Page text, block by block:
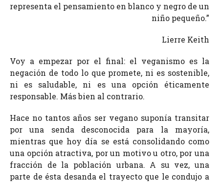
representa el pensamiento en blanco y negro de un
niño pequeño.”
Lierre Keith
Voy a empezar por el final: el veganismo es la
negación de todo lo que promete, ni es sostenible,
ni es saludable, ni es una opción éticamente
responsable. Más bien al contrario.
Hace no tantos años ser vegano suponía transitar
por una senda desconocida para la mayoría,
mientras que hoy día se está consolidando como
una opción atractiva, por un motivo u otro, por una
fracción de la población urbana. A su vez, una
parte de ésta desanda el trayecto que le condujo a